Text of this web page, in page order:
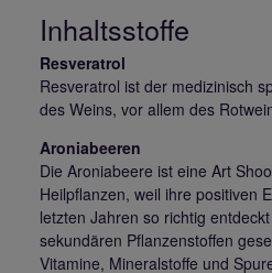
Inhaltsstoffe
Resveratrol
Resveratrol ist der medizinisch
des Weins, vor allem des
Aroniabeeren
Die Aroniabeere ist eine Art
Heilpflanzen, weil ihre positiven
letzten Jahren so richtig
sekundären Pflanzenstoffen
Vitamine, Mineralstoffe und